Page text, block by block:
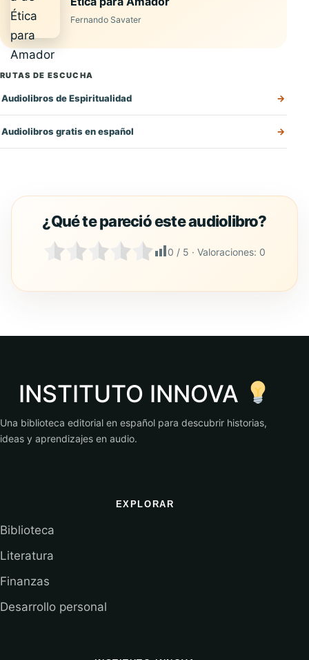
Fernando Savater
RUTAS DE ESCUCHA
Audiolibros de Espiritualidad
Audiolibros gratis en español
0 / 5 · Valoraciones: 0
INSTITUTO INNOVA
Una biblioteca editorial en español para descubrir historias,
ideas y aprendizajes en audio.
EXPLORAR
Biblioteca
Literatura
Finanzas
Desarrollo personal